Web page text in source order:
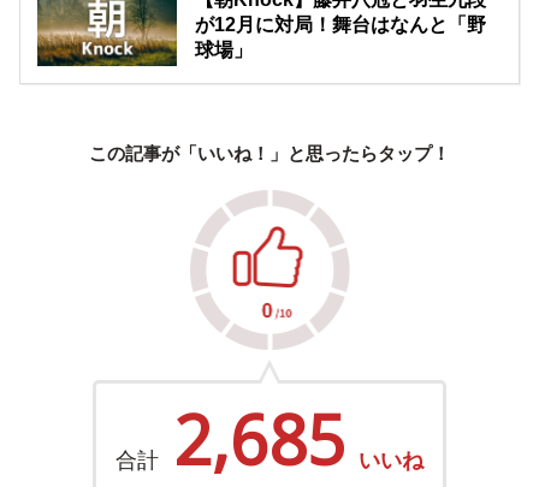
が12月に対局！舞台はなんと「野
球場」
この記事が「いいね！」と思ったらタップ！
合計 2,685 いいね